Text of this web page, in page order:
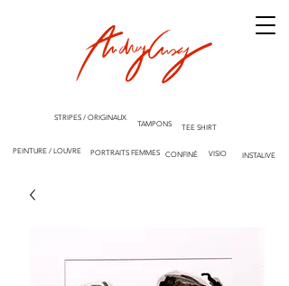
STRIPES / ORIGINAUX
TAMPONS TEE SHIRT
PEINTURE / LOUVRE PORTRAITS FEMMES CONFINÉ VISIO INSTALIVE